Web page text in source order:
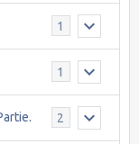
1
1
2